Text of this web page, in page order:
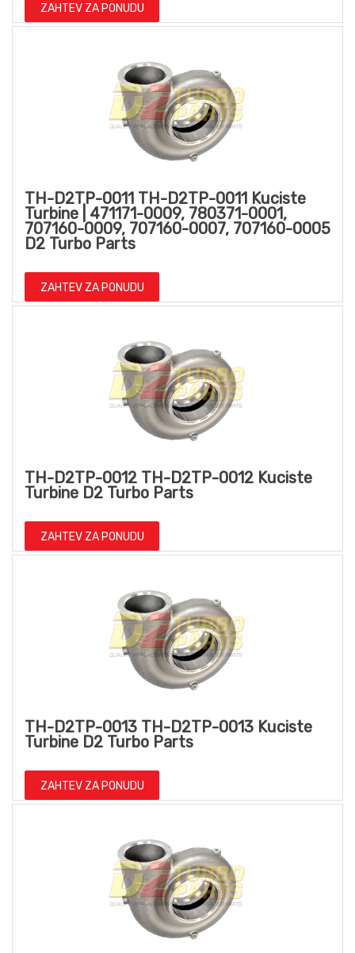
ZAHTEV ZA PONUDU
TH-D2TP-0011 TH-D2TP-0011 Kuciste
Turbine | 471171-0009, 780371-0001,
707160-0009, 707160-0007, 707160-0005
D2 Turbo Parts
ZAHTEV ZA PONUDU
TH-D2TP-0012 TH-D2TP-0012 Kuciste
Turbine D2 Turbo Parts
ZAHTEV ZA PONUDU
TH-D2TP-0013 TH-D2TP-0013 Kuciste
Turbine D2 Turbo Parts
ZAHTEV ZA PONUDU